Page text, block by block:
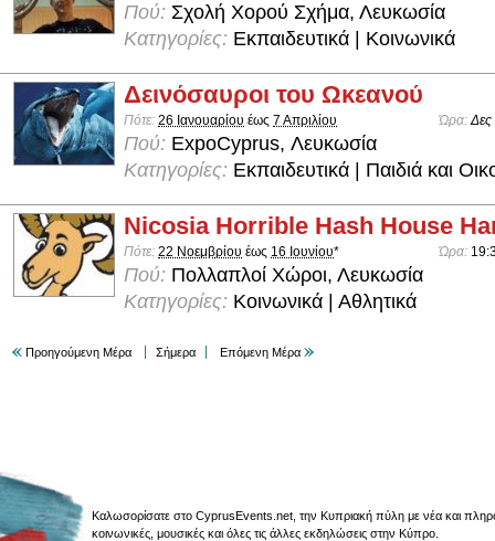
Πού: Σχολή Χορού Σχήμα, Λευκωσία
Κατηγορίες: Εκπαιδευτικά | Κοινωνικά
Δεινόσαυροι του Ωκεανού
Πότε: 26 Ιανουαρίου έως 7 Απριλίου Ώρα:Δες
Πού: ExpoCyprus, Λευκωσία
Κατηγορίες: Εκπαιδευτικά | Παιδιά και
Nicosia Horrible Hash House
Πότε: 22 Νοεμβρίου έως 16 Ιουνίου* Ώρα:
Πού: Πολλαπλοί Χώροι, Λευκωσία
Κατηγορίες: Κοινωνικά | Αθλητικά
Προηγούμενη Μέρα Σήμερα Επόμενη Μέρα
Καλωσορίσατε στο CyprusEvents.net, την Κυπριακή πύλη με νέα και
κοινωνικές, μουσικές και όλες τις άλλες εκδηλώσεις στην Κύπρο.